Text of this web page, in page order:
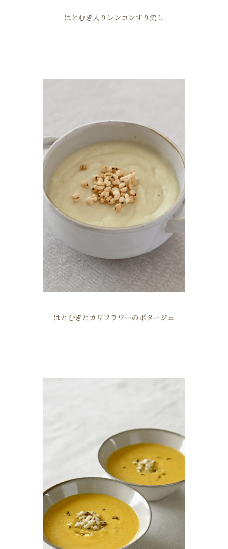
はとむぎ入りレンコンすり流し
はとむぎとカリフラワーのポタージュ